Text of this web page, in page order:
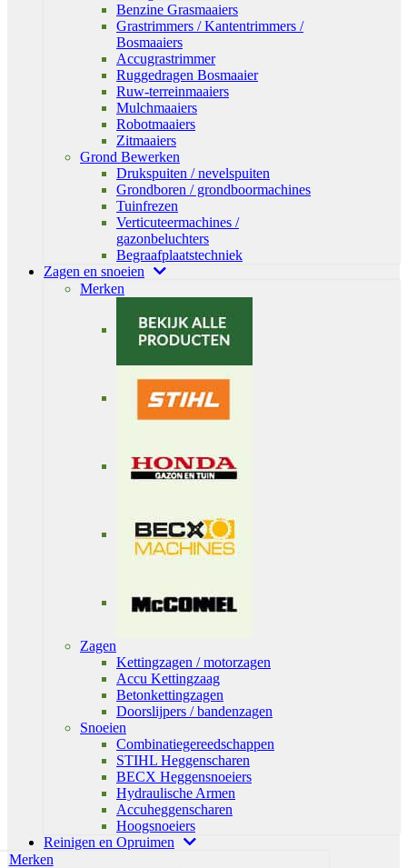
Benzine Grasmaaiers
Grastrimmers / Kantentrimmers /
Bosmaaiers
Accugrastrimmer
Ruggedragen Bosmaaier
Ruw-terreinmaaiers
Mulchmaaiers
Robotmaaiers
Zitmaaiers
Grond Bewerken
Drukspuiten / nevelspuiten
Grondboren / grondboormachines
Tuinfrezen
Verticuteermachines /
gazonbeluchters
Begraafplaatstechniek
Zagen en snoeien
Merken
Zagen
Kettingzagen / motorzagen
Accu Kettingzaag
Betonkettingzagen
Doorslijpers / bandenzagen
Snoeien
Combinatiegereedschappen
STIHL Heggenscharen
BECX Heggensnoeiers
Hydraulische Armen
Accuheggenscharen
Hoogsnoeiers
Reinigen en Opruimen
Merken